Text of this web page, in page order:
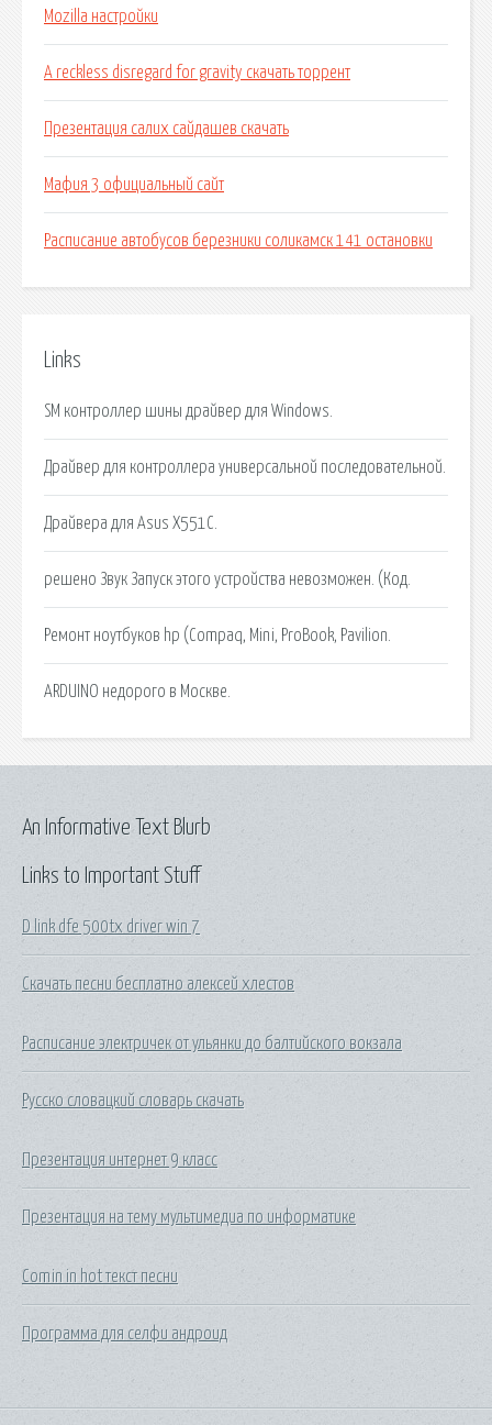
Mozilla настройки
A reckless disregard for gravity скачать торрент
Презентация салих сайдашев скачать
Мафия 3 официальный сайт
Расписание автобусов березники соликамск 141 остановки
Links
SM контроллер шины драйвер для Windows.
Драйвер для контроллера универсальной последовательной.
Драйвера для Asus X551C.
решено Звук Запуск этого устройства невозможен. (Код.
Ремонт ноутбуков hp (Compaq, Mini, ProBook, Pavilion.
ARDUINO недорого в Москве.
Links to Important Stuff
D link dfe 500tx driver win 7
Скачать песни бесплатно алексей хлестов
Расписание электричек от ульянки до балтийского вокзала
Русско словацкий словарь скачать
Презентация интернет 9 класс
Презентация на тему мультимедиа по информатике
Comin in hot текст песни
Программа для селфи андроид
An Informative Text Blurb